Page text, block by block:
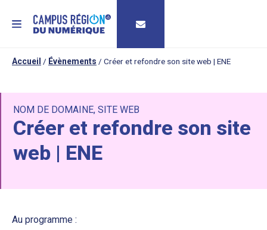
MENU
Accueil / Évènements / Créer et refondre son site web | ENE
NOM DE DOMAINE, SITE WEB
Créer et refondre son site
web | ENE
Au programme :